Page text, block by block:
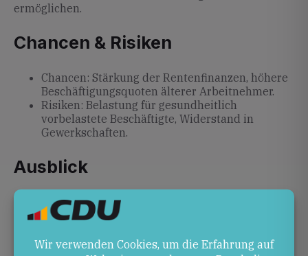
ermöglichen.
Chancen & Risiken
Chancen: Stärkung der Rentenfinanzen, höhere
Beschäftigungsquoten älterer Arbeitnehmer.
Risiken: Belastung für gesundheitlich
vorbelastete Beschäftigte, Widerstand in
Gewerkschaften.
Ausblick
Es bleibt abzuwarten, welche konkreten
Gesetzesinitiativen von Bund und Ländern erarbeitet
Renteneintrittsalter und Krankengeldanpassungen